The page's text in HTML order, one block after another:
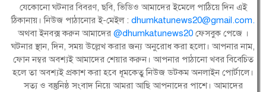
যেকোনো ঘটনার বিবরণ, ছবি, ভিডিও আমাদের ইমেলে পাঠিয়ে দিন এই
ঠিকানায়। নিউজ পাঠানোর ই-মেইল : dhumkatunews20@gmail.com.
অথবা ইনবক্স করুন আমাদের@dhumkatunews20 ফেসবুক পেজে ।
ঘটনার স্থান, দিন, সময় উল্লেখ করার জন্য অনুরোধ করা হলো। আপনার নাম,
ফোন নম্বর অবশ্যই আমাদের শেয়ার করুন। আপনার পাঠানো খবর বিবেচিত
হলে তা অবশ্যই প্রকাশ করা হবে ধূমকেতু নিউজ ডটকম অনলাইন পোর্টালে।
সত্য ও বস্তুনিষ্ঠ সংবাদ নিয়ে আমরা আছি আপনাদের পাশে। আমাদের